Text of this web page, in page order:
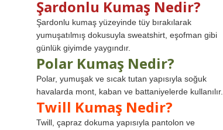
Şardonlu Kumaş Nedir?
Şardonlu kumaş yüzeyinde tüy bırakılarak
yumuşatılmış dokusuyla sweatshirt, eşofman gibi
günlük giyimde yaygındır.
Polar Kumaş Nedir?
Polar, yumuşak ve sıcak tutan yapısıyla soğuk
havalarda mont, kaban ve battaniyelerde kullanılır.
Twill Kumaş Nedir?
Twill, çapraz dokuma yapısıyla pantolon ve